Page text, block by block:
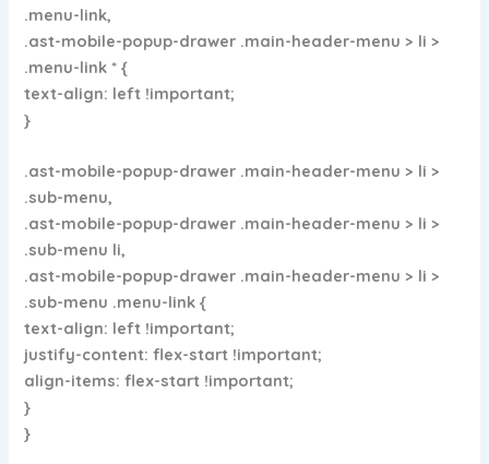
.menu-link,
.ast-mobile-popup-drawer .main-header-menu > li >
.menu-link * {
text-align: left !important;
}
.ast-mobile-popup-drawer .main-header-menu > li >
.sub-menu,
.ast-mobile-popup-drawer .main-header-menu > li >
.sub-menu li,
.ast-mobile-popup-drawer .main-header-menu > li >
.sub-menu .menu-link {
text-align: left !important;
justify-content: flex-start !important;
align-items: flex-start !important;
}
}